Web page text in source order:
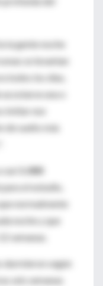
la gente noche
se levantan
todos los días,
una o
imitar ese
de sueño más
1.000
para el estudio,
normalmente
noche y que
semanas.
durmieron según
seis semanas